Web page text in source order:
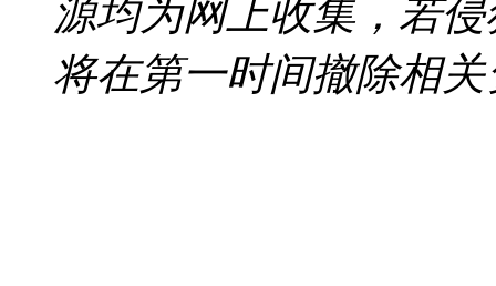
源均为网上收集，若
将在第一时间撤除相